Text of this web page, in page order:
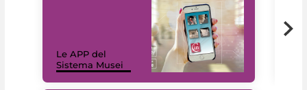
Le APP del
Sistema Musei